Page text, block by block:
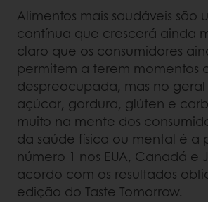
Alimentos mais saudáveis ​​são
contínua que crescerá ainda
claro que os consumidores
permitem a terem momentos
despreocupada, mas no geral
açúcar, gordura, glúten e
muito na mente dos
da saúde física ou mental é a
número 1 nos EUA, Canadá e
acordo com os resultados
edição do Taste Tomorrow.